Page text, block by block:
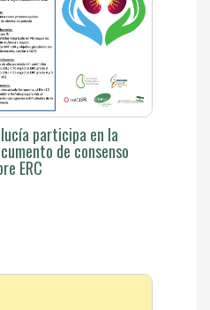
participa en la
de consenso
ERC